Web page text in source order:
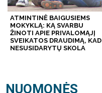
ATMINTINĖ BAIGUSIEMS
MOKYKLĄ: KĄ SVARBU
ŽINOTI APIE PRIVALOMĄJĮ
SVEIKATOS DRAUDIMĄ, KAD
NESUSIDARYTŲ SKOLA
NUOMONĖS